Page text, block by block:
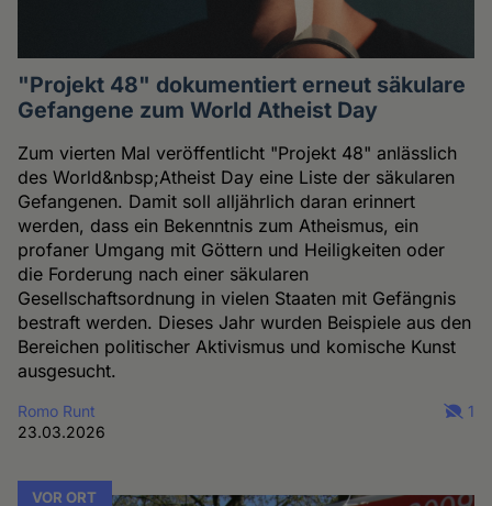
"Projekt 48" dokumentiert erneut säkulare
Gefangene zum World Atheist Day
Zum vierten Mal veröffentlicht "Projekt 48" anlässlich
des World&nbsp;Atheist Day eine Liste der säkularen
Gefangenen. Damit soll alljährlich daran erinnert
werden, dass ein Bekenntnis zum Atheismus, ein
profaner Umgang mit Göttern und Heiligkeiten oder
die Forderung nach einer säkularen
Gesellschaftsordnung in vielen Staaten mit Gefängnis
bestraft werden. Dieses Jahr wurden Beispiele aus den
Bereichen politischer Aktivismus und komische Kunst
ausgesucht.
Romo Runt
23.03.2026
1
VOR ORT